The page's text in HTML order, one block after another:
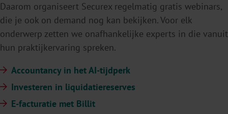
Daarom organiseert Securex regelmatig gratis webinars,
die je ook on demand nog kan bekijken. Voor elk
onderwerp zetten we onafhankelijke experts in die vanuit
hun praktijkervaring spreken.
Accountancy in het AI-tijdperk
Investeren in liquidatiereserves
E-facturatie met Billit